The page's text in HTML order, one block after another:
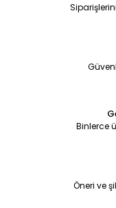
Binlerce
Öneri ve